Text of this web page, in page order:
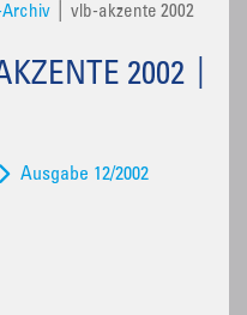
Archiv vlb-akzente 2002
2002
Ausgabe 12/2002